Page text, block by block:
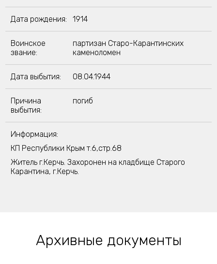
Дата рождения: 1914
Воинское
звание:
партизан Старо-Карантинских
каменоломен
Дата выбытия: 08.04.1944
Причина
выбытия:
погиб
Информация:
КП Республики Крым т.6,стр.68
Житель г.Керчь. Захоронен на кладбище Старого
Карантина, г.Керчь.
Архивные документы